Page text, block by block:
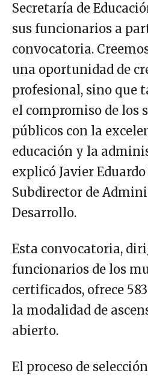
Secretaría de
sus funcionarios a
convocatoria.
una oportunidad de
profesional, sino que
el compromiso de los
públicos con la
educación y la
explicó Javier
Subdirector de
Desarrollo.
Esta convocatoria,
funcionarios de los
certificados, ofrece
la modalidad de
abierto.
El proceso de